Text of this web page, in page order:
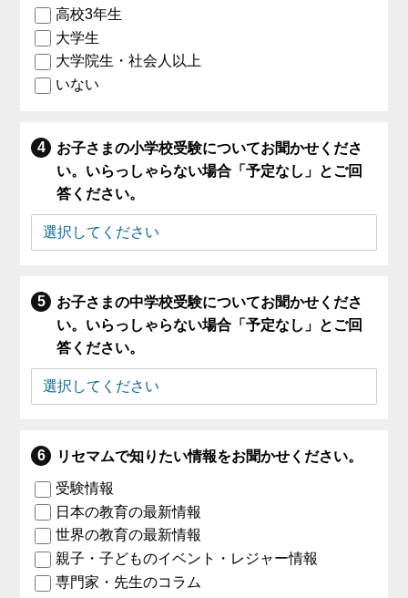
高校3年生
大学生
大学院生・社会人以上
いない
お子さまの小学校受験についてお聞かせくださ
い。いらっしゃらない場合「予定なし」とご回
答ください。
お子さまの中学校受験についてお聞かせくださ
い。いらっしゃらない場合「予定なし」とご回
答ください。
リセマムで知りたい情報をお聞かせください。
受験情報
日本の教育の最新情報
世界の教育の最新情報
親子・子どものイベント・レジャー情報
専門家・先生のコラム